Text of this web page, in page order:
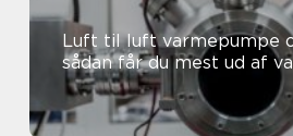
Luft til luft varmepumpe
sådan får du mest ud af